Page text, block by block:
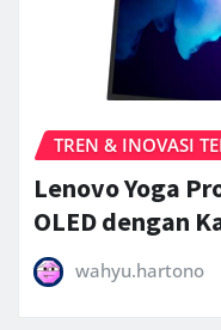
TREN & INOVASI
Lenovo Yoga
OLED dengan
wahyu.hartono